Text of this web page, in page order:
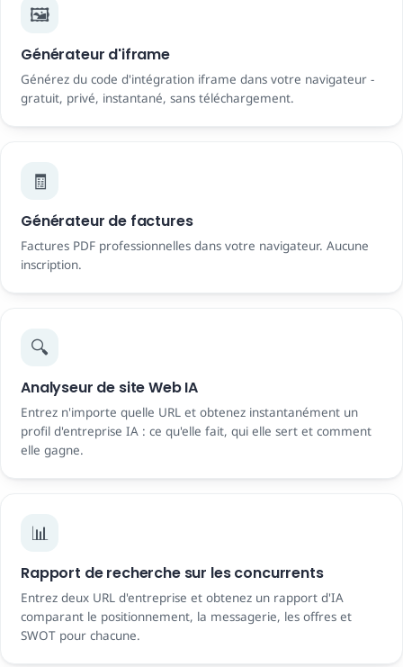
🖼️
Générateur d'iframe
Générez du code d'intégration iframe dans votre navigateur -
gratuit, privé, instantané, sans téléchargement.
🧾
Générateur de factures
Factures PDF professionnelles dans votre navigateur. Aucune
inscription.
🔍
Analyseur de site Web IA
Entrez n'importe quelle URL et obtenez instantanément un
profil d'entreprise IA : ce qu'elle fait, qui elle sert et comment
elle gagne.
📊
Rapport de recherche sur les concurrents
Entrez deux URL d'entreprise et obtenez un rapport d'IA
comparant le positionnement, la messagerie, les offres et
SWOT pour chacune.